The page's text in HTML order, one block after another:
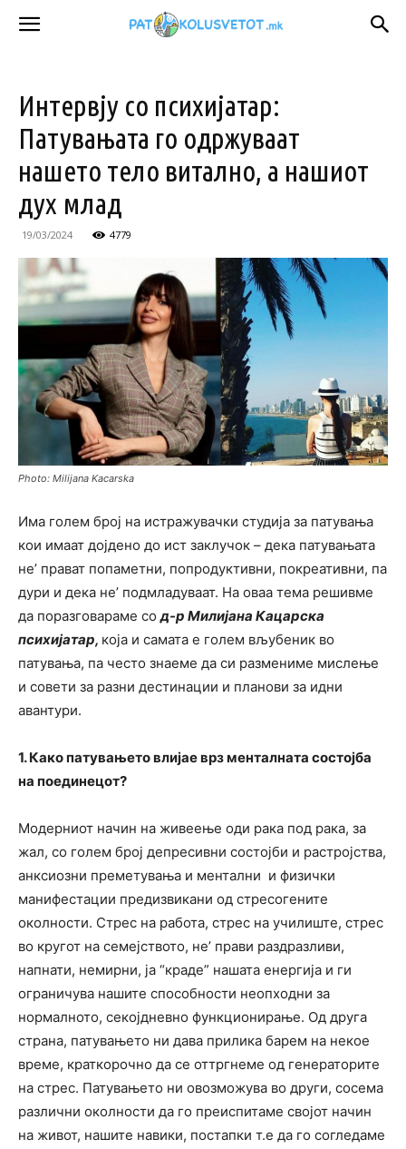
Интервју со психијатар:
Патувањата го одржуваат
нашето тело витално, а нашиот
дух млад
19/03/2024 4779
Photo: Milijana Kacarska
Има голем број на истражувачки студија за патувања
кои имаат дојдено до ист заклучок – дека патувањата
не’ прават попаметни, попродуктивни, покреативни, па
дури и дека не’ подмладуваат. На оваа тема решивме
да поразговараме сод-р Милијана Кацарска
психијатар, која и самата е голем вљубеник во
патувања, па често знаеме да си размениме мислење
и совети за разни дестинации и планови за идни
авантури.
1. Како патувањето влијае врз менталната состојба
на поединецот?
Модерниот начин на живеење оди рака под рака, за
жал, со голем број депресивни состојби и растројства,
анксиозни преметувања и ментални и физички
манифестации предизвикани од стресогените
околности. Стрес на работа, стрес на училиште, стрес
во кругот на семејството, не’ прави раздразливи,
напнати, немирни, ја “краде” нашата енергија и ги
ограничува нашите способности неопходни за
нормалното, секојдневно функционирање. Од друга
страна, патувањето ни дава прилика барем на некое
време, краткорочно да се оттргнеме од генераторите
на стрес. Патувањето ни овозможува во други, сосема
различни околности да го преиспитаме својот начин
на живот, нашите навики, постапки т.е да го согледаме